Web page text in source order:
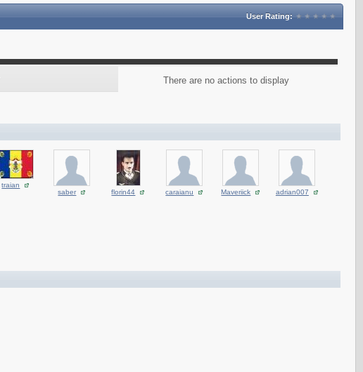
User Rating:
There are no actions to display
traian
saber
florin44 caraianu Maveriick adrian007